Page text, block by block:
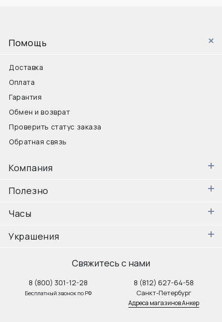
Помощь
Доставка
Оплата
Гарантия
Обмен и возврат
Проверить статус заказа
Обратная связь
Компания
Полезно
Часы
Украшения
Свяжитесь с нами
8 (800) 301-12-28
Бесплатный звонок по РФ
8 (812) 627-64-58
Санкт-Петербург
Адреса магазинов Анкер